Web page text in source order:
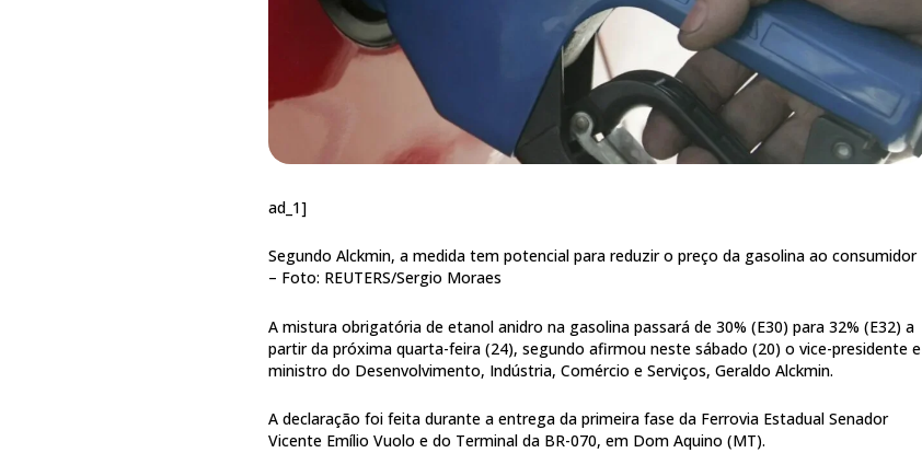
ad_1]
Segundo Alckmin, a medida tem potencial para reduzir o preço da gasolina ao consumidor
– Foto: REUTERS/Sergio Moraes
A mistura obrigatória de etanol anidro na gasolina passará de 30% (E30) para 32% (E32) a
partir da próxima quarta-feira (24), segundo afirmou neste sábado (20) o vice-presidente e
ministro do Desenvolvimento, Indústria, Comércio e Serviços, Geraldo Alckmin.
A declaração foi feita durante a entrega da primeira fase da Ferrovia Estadual Senador
Vicente Emílio Vuolo e do Terminal da BR-070, em Dom Aquino (MT).